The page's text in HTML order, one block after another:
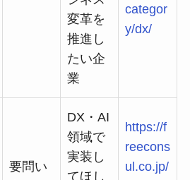
変革を
推進し
たい企
業
categor
y/dx/
要問い
DX・AI
領域で
実装し
てほし
https://f
reecons
ul.co.jp/